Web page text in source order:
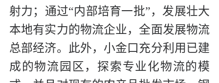
射力；通过“内部培育一批”，发展壮大
本地有实力的物流企业，全面发展物流
总部经济。此外，小金口充分利用已建
成的物流园区，探索专业化物流的模